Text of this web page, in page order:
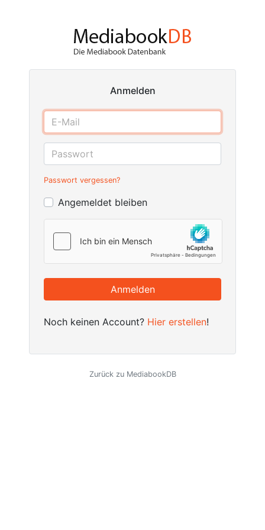
Anmelden
Passwort vergessen?
Angemeldet bleiben
Anmelden
Noch keinen Account? Hier erstellen!
Zurück zu MediabookDB